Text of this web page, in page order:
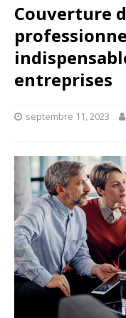
Couverture
entreprises
septembre 11, 2023